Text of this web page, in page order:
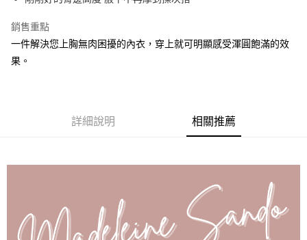
每筆NT$90，滿NT$1,300(含以上)免運費
每筆NT$90，滿NT$1,300(含以上)免運費
每筆NT$90，滿NT$1,300(含以上)免運費
香港直送- 順豐海外
銷售重點
一件解決您上胸無肉困擾的內衣，穿上就可明顯感受渾圓飽滿的效
果。
詳細說明 相關推薦